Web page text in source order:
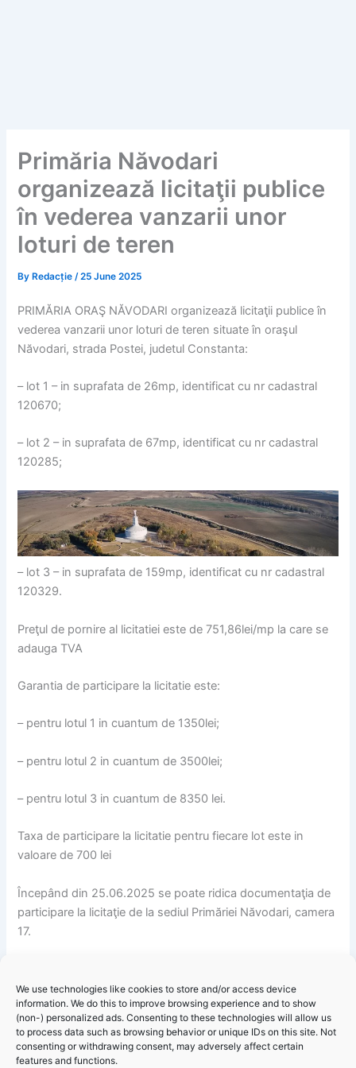
We use technologies like cookies to store and/or access device
information. We do this to improve browsing experience and to show
(non-) personalized ads. Consenting to these technologies will allow us
to process data such as browsing behavior or unique IDs on this site. Not
consenting or withdrawing consent, may adversely affect certain
features and functions.
Primăria Năvodari
organizează licitaţii publice
în vederea vanzarii unor
loturi de teren
By Redacție/25 June 2025
PRIMĂRIA ORAŞ NĂVODARI organizează licitaţii publice în
vederea vanzarii unor loturi de teren situate în oraşul
Năvodari, strada Postei, judetul Constanta:
– lot 1 – in suprafata de 26mp, identificat cu nr cadastral
120670;
– lot 2 – in suprafata de 67mp, identificat cu nr cadastral
120285;
– lot 3 – in suprafata de 159mp, identificat cu nr cadastral
120329.
Preţul de pornire al licitatiei este de 751,86lei/mp la care se
adauga TVA
Garantia de participare la licitatie este:
– pentru lotul 1 in cuantum de 1350lei;
– pentru lotul 2 in cuantum de 3500lei;
– pentru lotul 3 in cuantum de 8350 lei.
Taxa de participare la licitatie pentru fiecare lot este in
valoare de 700 lei
Începând din 25.06.2025 se poate ridica documentaţia de
participare la licitaţie de la sediul Primăriei Năvodari, camera
17.
Registratura Primariei Orasului Navodari, str. Dobrogei nr. 1.
Licitaţiile se vor organiza în data de 17.07.2025, incepand
cu ora 14,30, la sediul Primariei Navodari.